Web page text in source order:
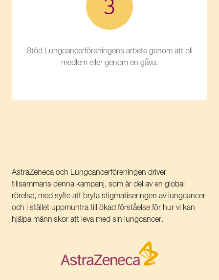
Stöd Lungcancerföreningens arbete genom att bli
medlem eller genom en gåva.
AstraZeneca och Lungcancerföreningen driver
tillsammans denna kampanj, som är del av en global
rörelse, med syfte att bryta stigmatiseringen av lungcancer
och i stället uppmuntra till ökad förståelse för hur vi kan
hjälpa människor att leva med sin lungcancer.